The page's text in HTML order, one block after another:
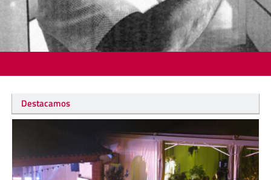
Destacamos